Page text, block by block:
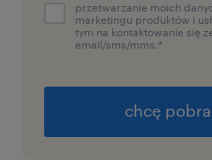
przetwarzanie moich
marketingu produktów i
tym na kontaktowanie się
email/sms/mms. *